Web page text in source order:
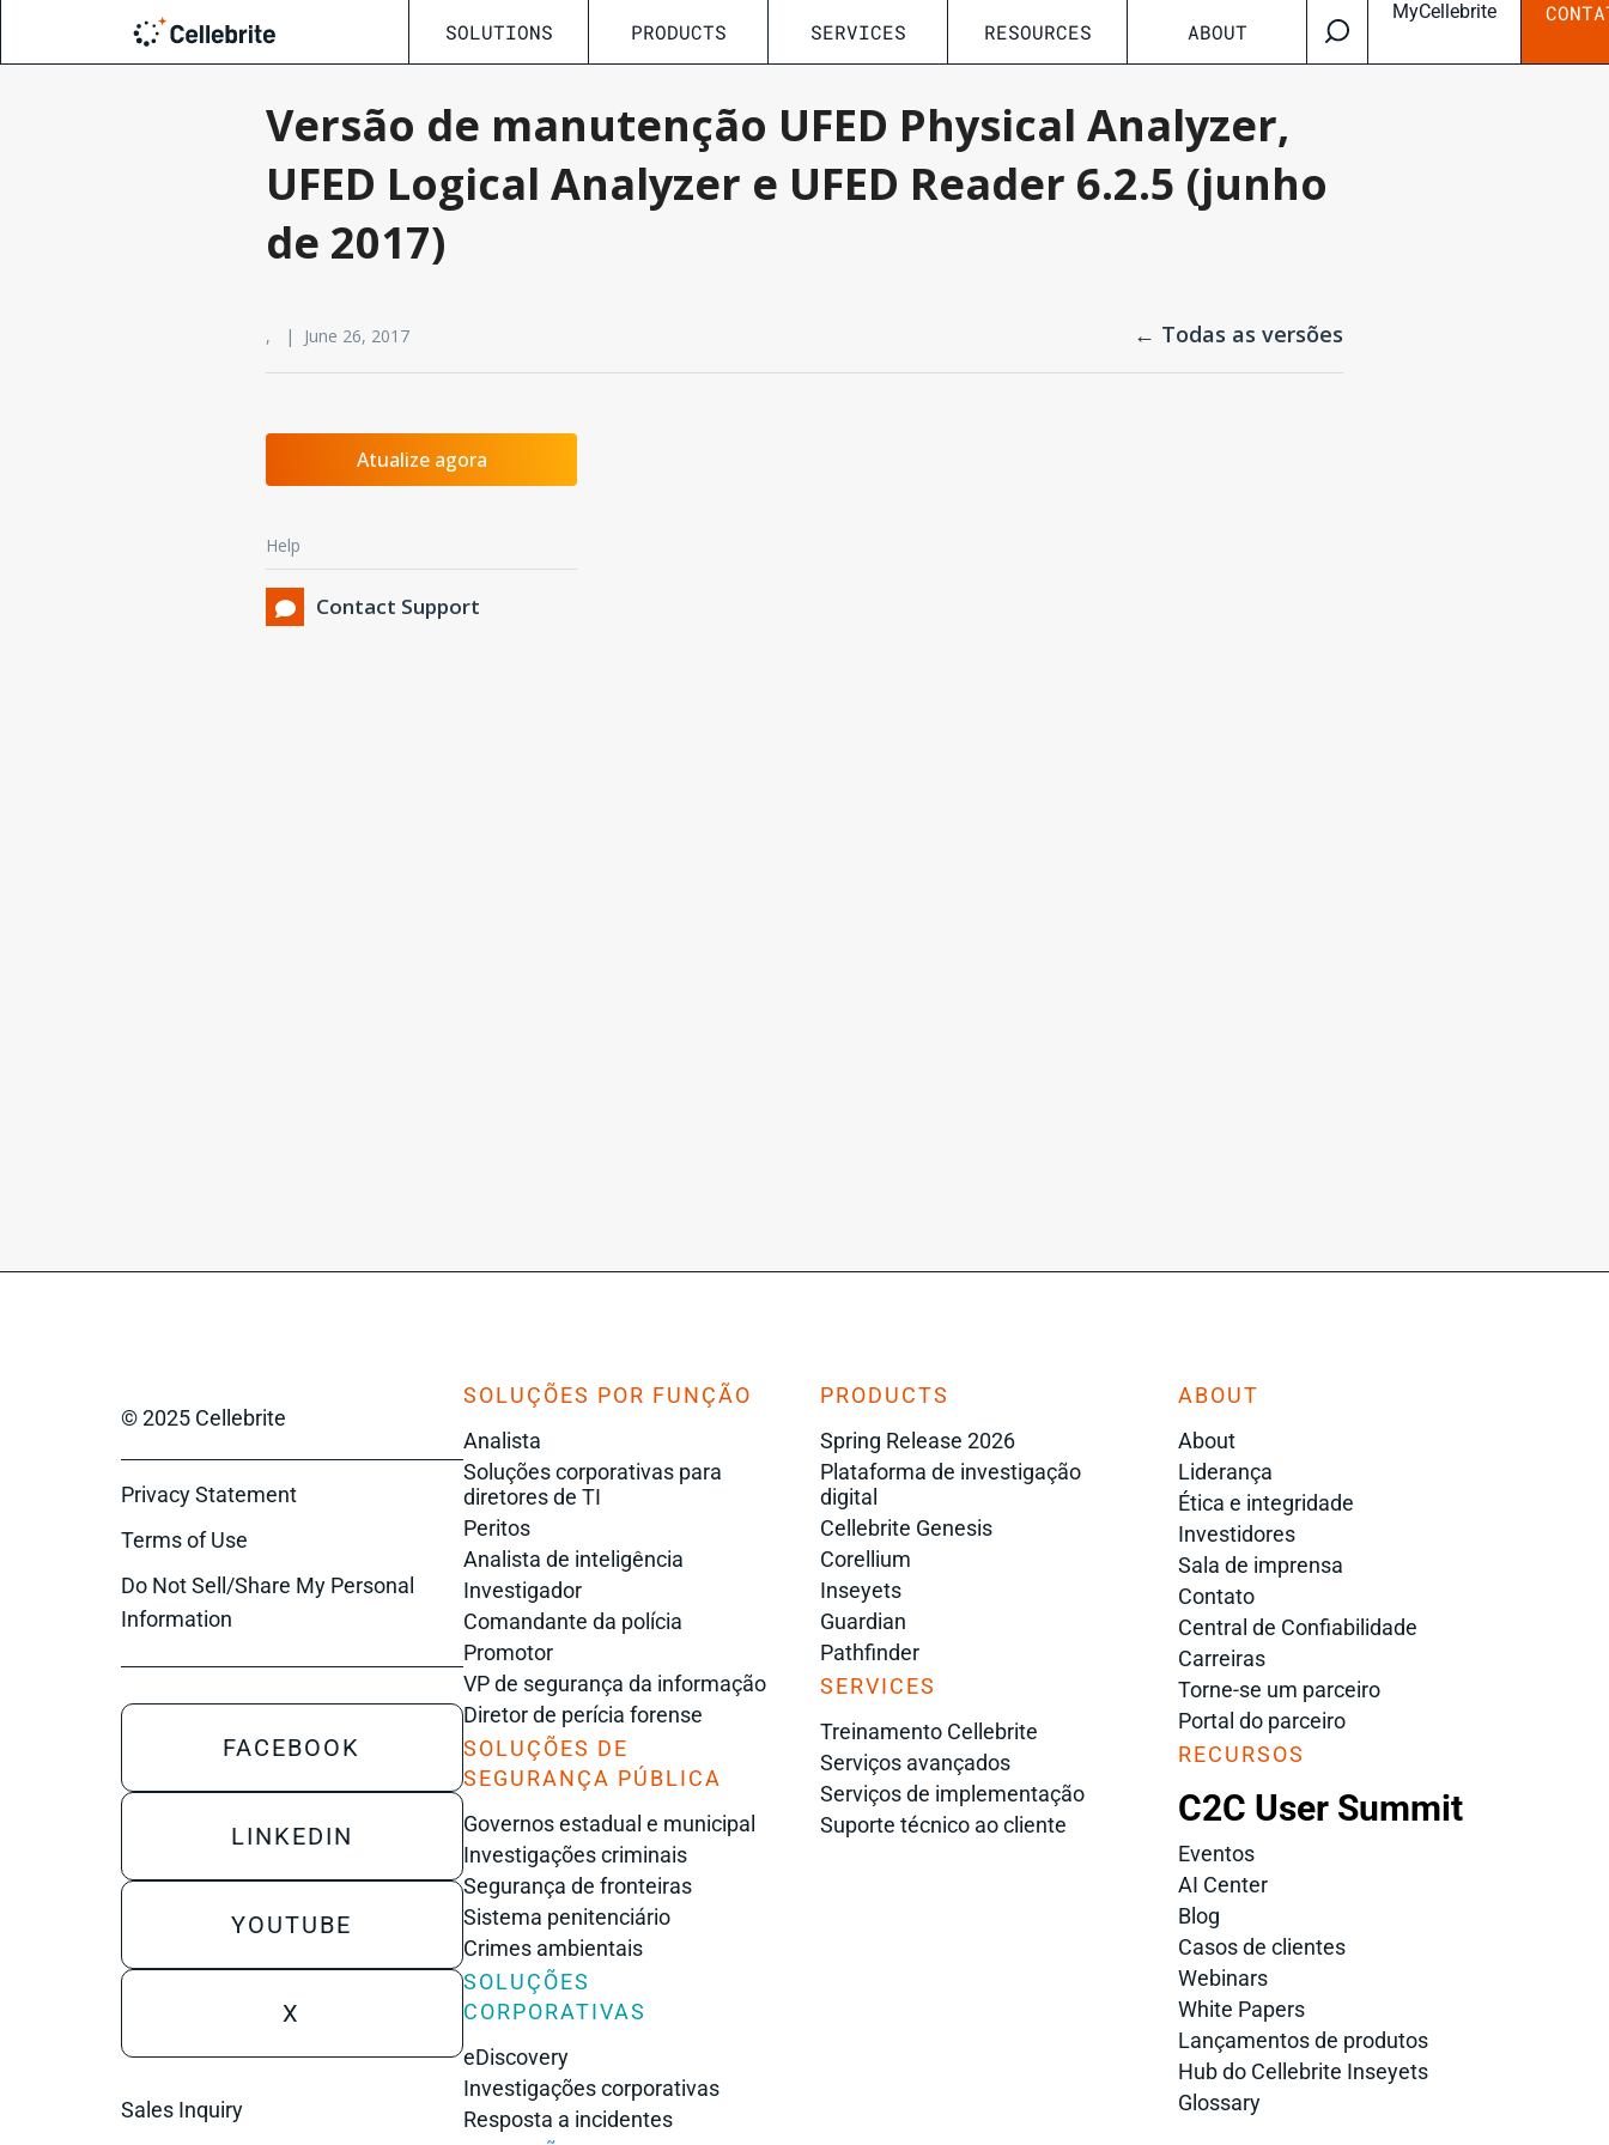
SOLUTIONS PRODUCTS SERVICES RESOURCES ABOUT
MyCellebrite
Versão de manutenção UFED Physical Analyzer,
UFED Logical Analyzer e UFED Reader 6.2.5 (junho
de 2017)
← Todas as versões
, | June 26, 2017
Atualize agora
Help
Contact Support
© 2025 Cellebrite
Privacy Statement
Terms of Use
Do Not Sell/Share My Personal
Information
FACEBOOK
LINKEDIN
YOUTUBE
X
Sales Inquiry
SOLUÇÕES POR FUNÇÃO
Analista
Soluções corporativas para
diretores de TI
Peritos
Analista de inteligência
Investigador
Comandante da polícia
Promotor
VP de segurança da informação
Diretor de perícia forense
SOLUÇÕES DE
SEGURANÇA PÚBLICA
Governos estadual e municipal
Investigações criminais
Segurança de fronteiras
Sistema penitenciário
Crimes ambientais
SOLUÇÕES
CORPORATIVAS
eDiscovery
Investigações corporativas
Resposta a incidentes
PRODUCTS
Spring Release 2026
Plataforma de investigação
digital
Cellebrite Genesis
Corellium
Inseyets
Guardian
Pathfinder
SERVICES
Treinamento Cellebrite
Serviços avançados
Serviços de implementação
Suporte técnico ao cliente
ABOUT
About
Liderança
Ética e integridade
Investidores
Sala de imprensa
Contato
Central de Confiabilidade
Carreiras
Torne-se um parceiro
Portal do parceiro
RECURSOS
C2C User Summit
Eventos
AI Center
Blog
Casos de clientes
Webinars
White Papers
Lançamentos de produtos
Hub do Cellebrite Inseyets
Glossary